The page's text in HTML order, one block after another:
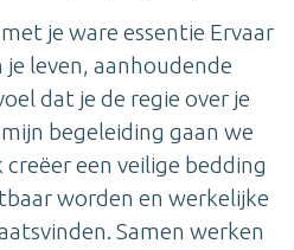
je ware essentie Ervaar
je leven, aanhoudende
dat je de regie over je
begeleiding gaan we
een veilige bedding
worden en werkelijke
Samen werken